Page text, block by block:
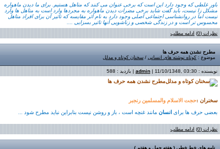
باور غلطی که وجود دارد این است که برخی عنوان می کنند که متاهل هستیم. برای ما دیدن ماهواره
مشکل زا نیست، باید گفت شاید برخی مضرات دیدن ماهواره به مجردها وارد است به متاهل ها وارد
نیست اما در روانشناسی اجتماعی اصلی وجود دارد به نام اثر مقایسه که تاثیر آن برای افراد متاهل
محسوس تر است و در زندگی شخصی و زناشویی آنها تاثیر بسزایی ....
نظرات (0)
ادامه مطلب
مطرح نشدن همه حرف ها
موضوع : کوتاه نوشته های انسانی / سخنان کوتاه و مدلل
نویسنده : admin | 11/10/1348, 03:30 | بازدید : 588
مطرح نشدن همه حرف ها
سخنران :حجت الاسلام والمسلمین رنجبر
بعضی حرف ها برای انسان مانند غنچه است ، باز و روشن نیست بنابراین نباید مطرح شود ...
نظرات (0) ادامه مطلب
نامه هاي خط خطی ( هفته چهل و هفتم )